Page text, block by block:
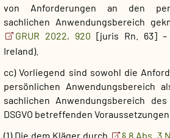
von Anforderungen an den
sachlichen Anwendungsbereich
GRUR 2022, 920 [juris Rn. 63] –
Ireland).
cc) Vorliegend sind sowohl die
persönlichen Anwendungsbereich
sachlichen Anwendungsbereich
DSGVO betreffenden
(1) Die dem Kläger durch § 8 Abs. 3